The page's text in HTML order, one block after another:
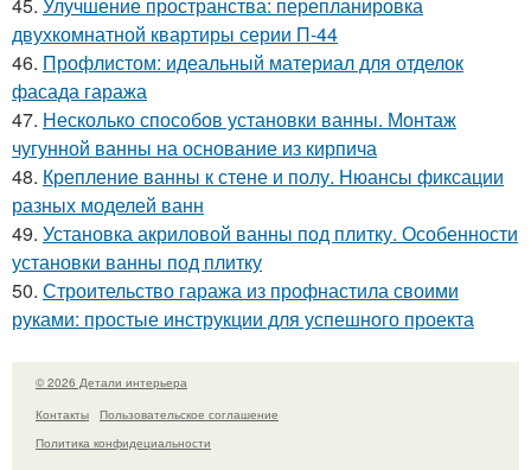
45. Улучшение пространства: перепланировка
двухкомнатной квартиры серии П-44
46. Профлистом: идеальный материал для отделок
фасада гаража
47. Несколько способов установки ванны. Монтаж
чугунной ванны на основание из кирпича
48. Крепление ванны к стене и полу. Нюансы фиксации
разных моделей ванн
49. Установка акриловой ванны под плитку. Особенности
установки ванны под плитку
50. Строительство гаража из профнастила своими
руками: простые инструкции для успешного проекта
© 2026 Детали интерьера
Контакты
Пользовательское соглашение
Политика конфидециальности